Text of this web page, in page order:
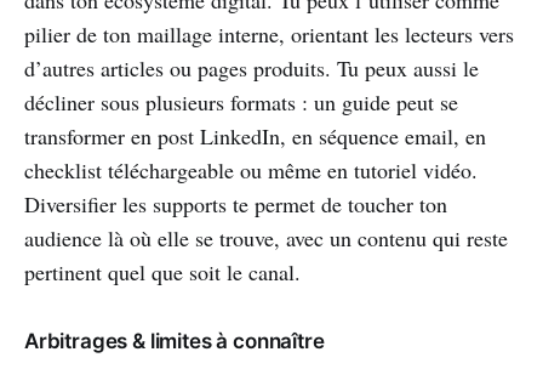
pilier de ton maillage interne, orientant les lecteurs vers
d’autres articles ou pages produits. Tu peux aussi le
décliner sous plusieurs formats : un guide peut se
transformer en post LinkedIn, en séquence email, en
checklist téléchargeable ou même en tutoriel vidéo.
Diversifier les supports te permet de toucher ton
audience là où elle se trouve, avec un contenu qui reste
pertinent quel que soit le canal.
Arbitrages & limites à connaître